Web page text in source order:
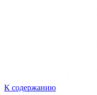
К содержанию